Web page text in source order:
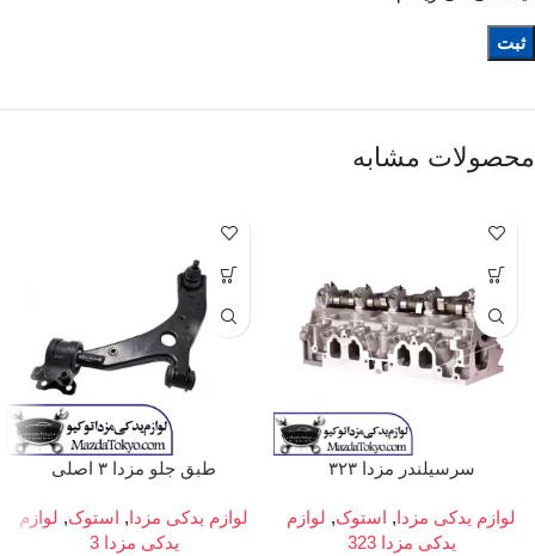
محصولات مشابه
سرسیلندر مزدا ۳۲۳
لوازم یدکی مزدا, استوک, لوازم
یدکی مزدا 323
طبق جلو مزدا ۳ اصلی
لوازم یدکی مزدا, استوک, لوازم
یدکی مزدا 3